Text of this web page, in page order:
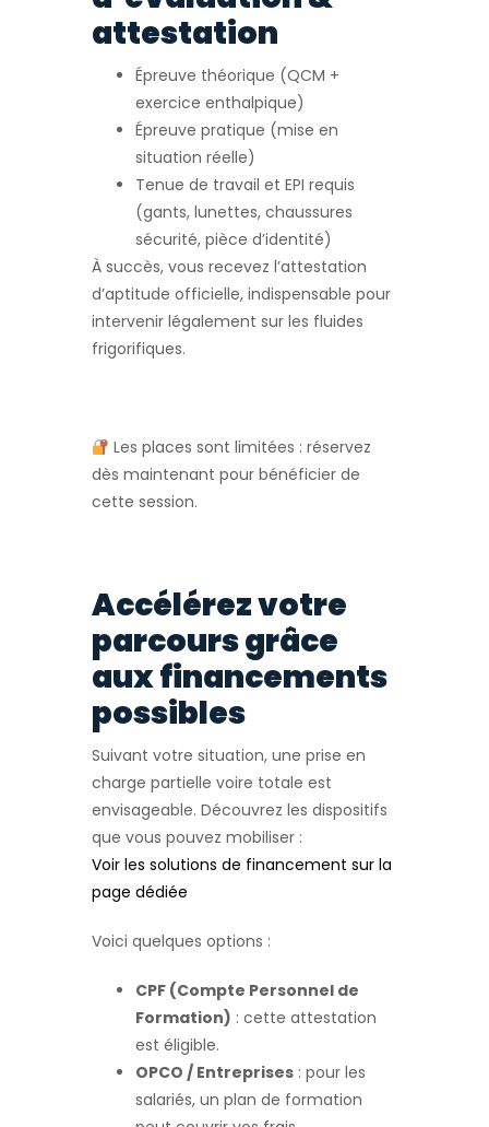
attestation
Épreuve théorique (QCM +
exercice enthalpique)
Épreuve pratique (mise en
situation réelle)
Tenue de travail et EPI requis
(gants, lunettes, chaussures
sécurité, pièce d’identité)
À succès, vous recevez l’attestation
d’aptitude officielle, indispensable pour
intervenir légalement sur les fluides
frigorifiques.
Les places sont limitées : réservez
dès maintenant pour bénéficier de
cette session.
Accélérez votre
parcours grâce
aux financements
possibles
Suivant votre situation, une prise en
charge partielle voire totale est
envisageable. Découvrez les dispositifs
que vous pouvez mobiliser :
Voir les solutions de financement sur la
page dédiée
Voici quelques options :
CPF (Compte Personnel de
Formation) : cette attestation
est éligible.
OPCO / Entreprises : pour les
salariés, un plan de formation